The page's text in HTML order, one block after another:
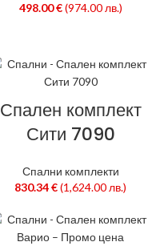
498.00€ (974.00 лв.)
Спален комплект
Сити 7090
Спални комплекти
830.34€(1,624.00 лв.)